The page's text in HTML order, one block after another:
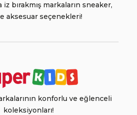
iz bırakmış markaların sneaker,
aksesuar seçenekleri!
konforlu ve eğlenceli
koleksiyonları!